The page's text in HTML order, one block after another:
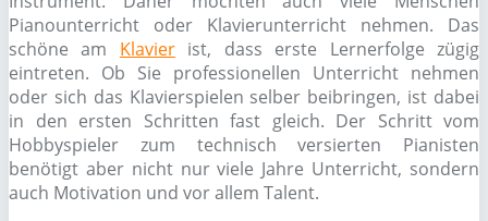
Pianounterricht oder Klavierunterricht nehmen. Das
schöne am Klavierist, dass erste Lernerfolge zügig
eintreten. Ob Sie professionellen Unterricht nehmen
oder sich das Klavierspielen selber beibringen, ist dabei
in den ersten Schritten fast gleich. Der Schritt vom
Hobbyspieler zum technisch versierten Pianisten
benötigt aber nicht nur viele Jahre Unterricht, sondern
auch Motivation und vor allem Talent.